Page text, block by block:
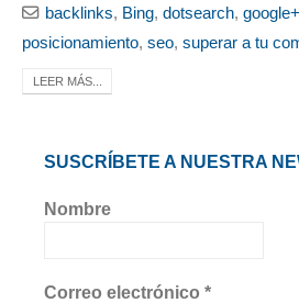
backlinks, Bing,dotsearch,google+
posicionamiento, seo, superar a tu
LEER MÁS...
SUSCRÍBETE A NUESTRA
Nombre
Correo electrónico *